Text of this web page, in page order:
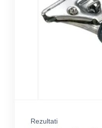
Rezultati